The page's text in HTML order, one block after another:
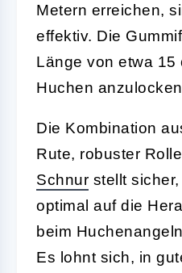
Metern erreichen,
effektiv. Die
Länge von etwa 15
Huchen
Die Kombination
Rute, robuster
Schnur stellt
optimal auf die
beim
Es lohnt sich, in